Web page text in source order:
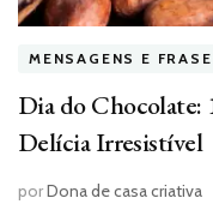
MENSAGENS E
Dia do Chocolate:
Delícia Irresistível
porDona de casa criativa